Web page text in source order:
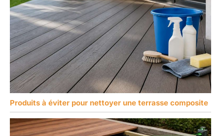
Produits à éviter pour nettoyer une terrasse composite